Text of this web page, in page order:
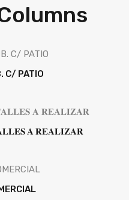
C/ PATIO
𝐀 𝐑𝐄𝐀𝐋𝐈𝐙𝐀𝐑